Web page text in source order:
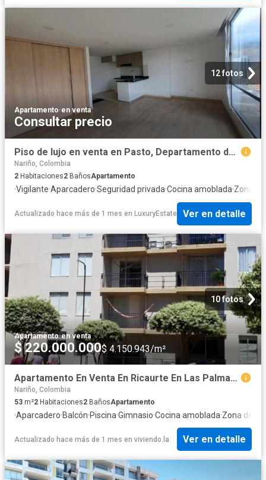
12 fotos
Apartamento·en venta
Consultar precio
Piso de lujo en venta en Pasto, Departamento de Nariño
Nariño, Colombia
2 Habitaciones2 BañosApartamento
·Vigilante·Aparcadero·Seguridad privada·Cocina amoblada·Zona
Actualizado hace más de 1 mes en LuxuryEstate Ver en detalle
10 fotos
Apartamento·en venta
$ 220.000.000$ 4.150.943/m²
Apartamento En Venta En Ricaurte En Las Palmas V291362
Nariño, Colombia
53 m²2 Habitaciones2 BañosApartamento
·Aparcadero·Balcón·Piscina·Gimnasio·Cocina amoblada·Zona de
Actualizado hace más de 1 mes en viviendo.la Ver en detalle